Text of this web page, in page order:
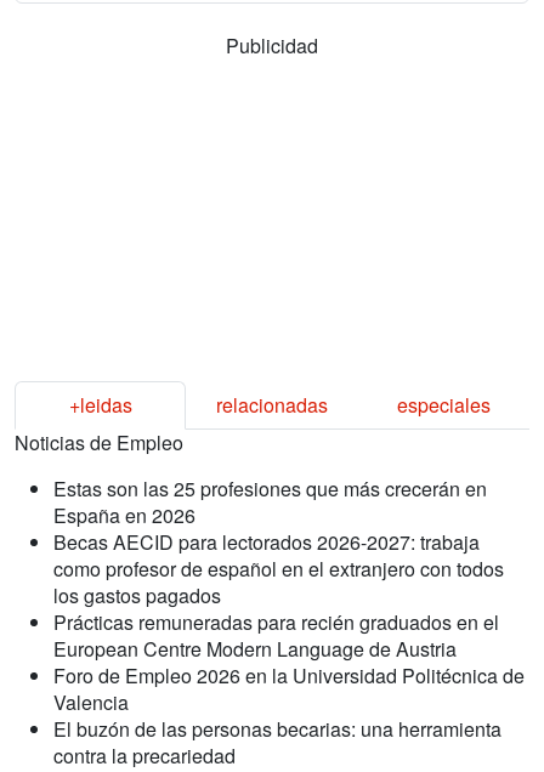
Publicidad
+leidas relacionadas
especiales
Noticias de Empleo
Estas son las 25 profesiones que más crecerán en
España en 2026
Becas AECID para lectorados 2026-2027: trabaja
como profesor de español en el extranjero con todos
los gastos pagados
Prácticas remuneradas para recién graduados en el
European Centre Modern Language de Austria
Foro de Empleo 2026 en la Universidad Politécnica de
Valencia
El buzón de las personas becarias: una herramienta
contra la precariedad